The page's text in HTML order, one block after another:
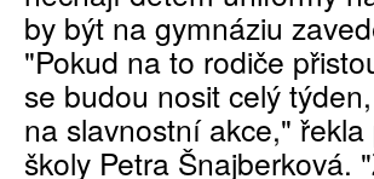
by být na gymnáziu
"Pokud na to rodiče
se budou nosit celý
na slavnostní akce,"
školy Petra Šnajberková.